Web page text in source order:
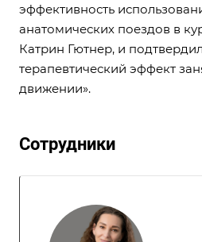
эффективность
анатомических поездов в
Катрин Гютнер, и
терапевтический эффект
движении».
Сотрудники